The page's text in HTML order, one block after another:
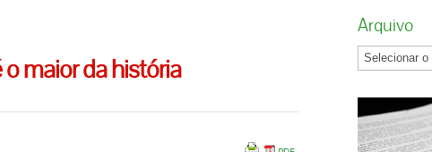
maior da história
Arquivo